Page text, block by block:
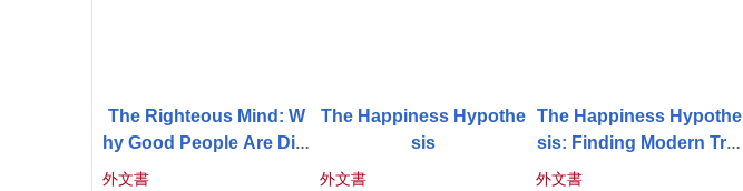
The Righteous Mind: W
hy Good People Are Divi
ded by Politics and Reli
外文書
The Happiness Hypothe
sis
外文書
The Happiness Hypothe
sis: Finding Modern Trut
h in Ancient Wisdom
外文書